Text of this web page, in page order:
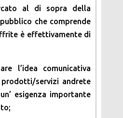
al di sopra della
che comprende
è effettivamente di
l’idea comunicativa
servizi andrete
esigenza importante